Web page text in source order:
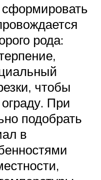
рода:
чтобы
При
подобрать
в